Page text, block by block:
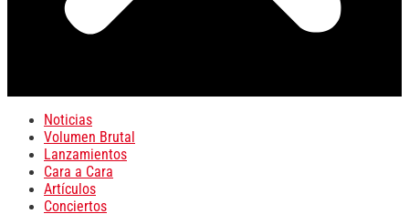
Noticias
Volumen Brutal
Lanzamientos
Cara a Cara
Artículos
Conciertos